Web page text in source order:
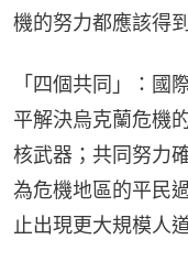
機的努力都應該得
「四個共同」：國
平解決烏克蘭危機
核武器；共同努力
為危機地區的平民
止出現更大規模人